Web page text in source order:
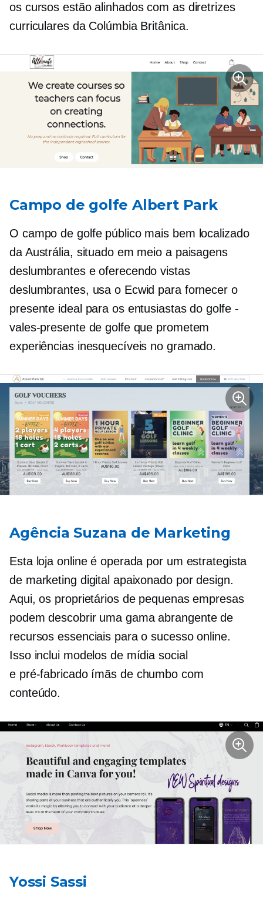
os cursos estão alinhados com as diretrizes
curriculares da Colúmbia Britânica.
Campo de golfe Albert Park
O campo de golfe público mais bem localizado
da Austrália, situado em meio a paisagens
deslumbrantes e oferecendo vistas
deslumbrantes, usa o Ecwid para fornecer o
presente ideal para os entusiastas do golfe -
vales-presente de golfe que prometem
experiências inesquecíveis no gramado.
Agência Suzana de Marketing
Esta loja online é operada por um estrategista
de marketing digital apaixonado por design.
Aqui, os proprietários de pequenas empresas
podem descobrir uma gama abrangente de
recursos essenciais para o sucesso online.
Isso inclui modelos de mídia social
e pré-fabricadoímãs de chumbo com
conteúdo.
Yossi Sassi